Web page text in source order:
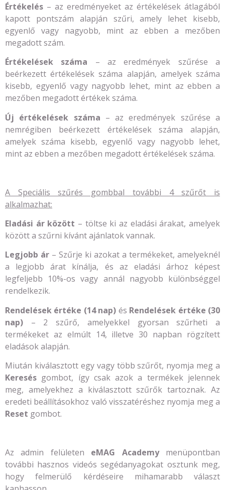
Értékelés – az eredményeket az értékelések átlagából
kapott pontszám alapján szűri, amely lehet kisebb,
egyenlő vagy nagyobb, mint az ebben a mezőben
megadott szám.
Értékelések száma – az eredmények szűrése a
beérkezett értékelések száma alapján, amelyek száma
kisebb, egyenlő vagy nagyobb lehet, mint az ebben a
mezőben megadott értékek száma.
Új értékelések száma – az eredmények szűrése a
nemrégiben beérkezett értékelések száma alapján,
amelyek száma kisebb, egyenlő vagy nagyobb lehet,
mint az ebben a mezőben megadott értékelések száma.
A Speciális szűrés gombbal további 4 szűrőt is
alkalmazhat:
Eladási ár között – töltse ki az eladási árakat, amelyek
között a szűrni kívánt ajánlatok vannak.
Legjobb ár – Szűrje ki azokat a termékeket, amelyeknél
a legjobb árat kínálja, és az eladási árhoz képest
legfeljebb 10%-os vagy annál nagyobb különbséggel
rendelkezik.
Rendelések értéke (14 nap) és Rendelések értéke (30
nap) – 2 szűrő, amelyekkel gyorsan szűrheti a
termékeket az elmúlt 14, illetve 30 napban rögzített
eladások alapján.
Miután kiválasztott egy vagy több szűrőt, nyomja meg a
Keresés gombot, így csak azok a termékek jelennek
meg, amelyekhez a kiválasztott szűrők tartoznak. Az
eredeti beállításokhoz való visszatéréshez nyomja meg a
Reset gombot.
Az admin felületen eMAG Academymenüpontban
további hasznos videós segédanyagokat osztunk meg,
hogy felmerülő kérdéseire mihamarabb választ